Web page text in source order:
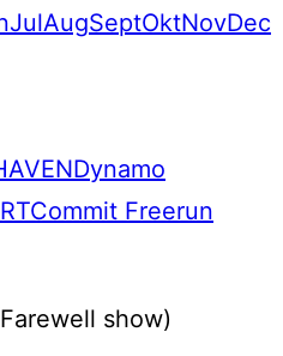
JulAugSeptOktNovDec
Dynamo
Commit Freerun
show)